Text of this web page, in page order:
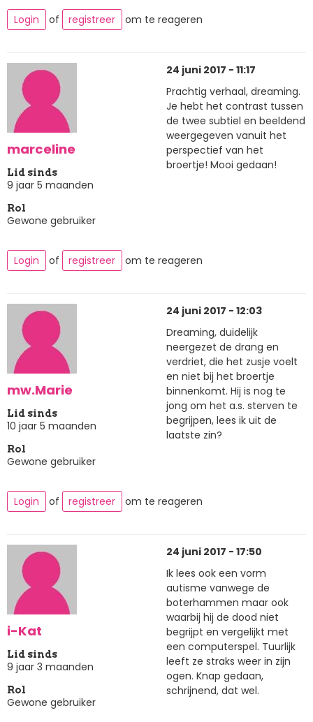
Login of registreer om te reageren
marceline
Lid sinds
9 jaar 5 maanden
Rol
Gewone gebruiker
24 juni 2017 - 11:17
Prachtig verhaal, dreaming.
Je hebt het contrast tussen
de twee subtiel en beeldend
weergegeven vanuit het
perspectief van het
broertje! Mooi gedaan!
Login of registreer om te reageren
mw.Marie
Lid sinds
10 jaar 5 maanden
Rol
Gewone gebruiker
24 juni 2017 - 12:03
Dreaming, duidelijk
neergezet de drang en
verdriet, die het zusje voelt
en niet bij het broertje
binnenkomt. Hij is nog te
jong om het a.s. sterven te
begrijpen, lees ik uit de
laatste zin?
Login of registreer om te reageren
i-Kat
Lid sinds
9 jaar 3 maanden
Rol
Gewone gebruiker
24 juni 2017 - 17:50
Ik lees ook een vorm
autisme vanwege de
boterhammen maar ook
waarbij hij de dood niet
begrijpt en vergelijkt met
een computerspel. Tuurlijk
leeft ze straks weer in zijn
ogen. Knap gedaan,
schrijnend, dat wel.